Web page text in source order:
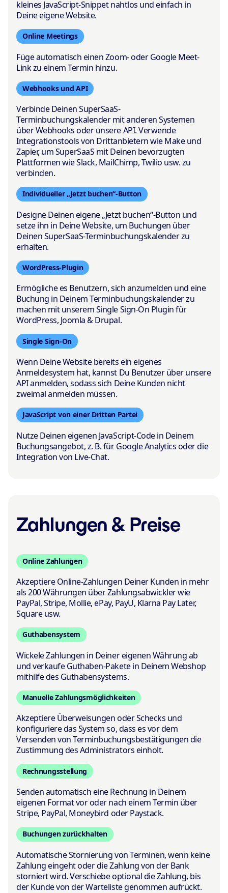
kleines JavaScript-Snippet nahtlos und einfach in
Deine eigene Website.
Online Meetings
Füge automatisch einen Zoom- oder Google Meet-
Link zu einem Termin hinzu.
Webhooks und API
Verbinde Deinen SuperSaaS-
Terminbuchungskalender mit anderen Systemen
über Webhooks oder unsere API. Verwende
Integrationstools von Drittanbietern wie Make und
Zapier, um SuperSaaS mit Deinen bevorzugten
Plattformen wie Slack, MailChimp, Twilio usw. zu
verbinden.
Individueller „Jetzt buchen“-Button
Designe Deinen eigene „Jetzt buchen“-Button und
setze ihn in Deine Website, um Buchungen über
Deinen SuperSaaS-Terminbuchungskalender zu
erhalten.
WordPress-Plugin
Ermögliche es Benutzern, sich anzumelden und eine
Buchung in Deinem Terminbuchungskalender zu
machen mit unserem Single Sign-On Plugin für
WordPress, Joomla & Drupal.
Single Sign-On
Wenn Deine Website bereits ein eigenes
Anmeldesystem hat, kannst Du Benutzer über unsere
API anmelden, sodass sich Deine Kunden nicht
zweimal anmelden müssen.
JavaScript von einer Dritten Partei
Nutze Deinen eigenen JavaScript-Code in Deinem
Buchungsangebot, z. B. für Google Analytics oder die
Integration von Live-Chat.
Zahlungen & Preise
Online Zahlungen
Akzeptiere Online-Zahlungen Deiner Kunden in mehr
als 200 Währungen über Zahlungsabwickler wie
PayPal, Stripe, Mollie, ePay, PayU, Klarna Pay Later,
Square usw.
Guthabensystem
Wickele Zahlungen in Deiner eigenen Währung ab
und verkaufe Guthaben-Pakete in Deinem Webshop
mithilfe des Guthabensystems.
Manuelle Zahlungsmöglichkeiten
Akzeptiere Überweisungen oder Schecks und
konfiguriere das System so, dass es vor dem
Versenden von Terminbuchungsbestätigungen die
Zustimmung des Administrators einholt.
Rechnungsstellung
Senden automatisch eine Rechnung in Deinem
eigenen Format vor oder nach einem Termin über
Stripe, PayPal, Moneybird oder Paystack.
Buchungen zurückhalten
Automatische Stornierung von Terminen, wenn keine
Zahlung eingeht oder die Zahlung von der Bank
storniert wird. Verschiebe optional die Zahlung, bis
der Kunde von der Warteliste genommen aufrückt.